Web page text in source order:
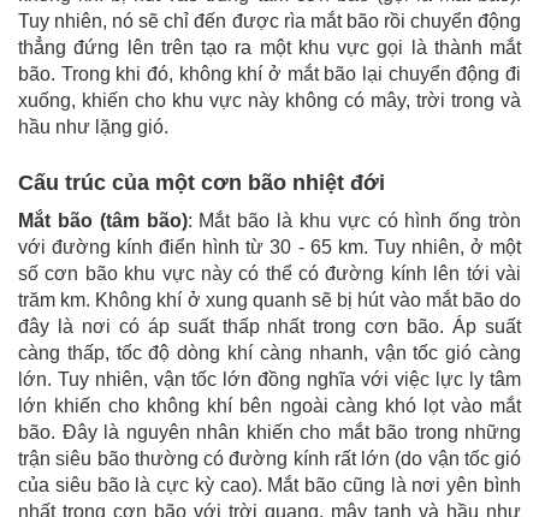
Tuy nhiên, nó sẽ chỉ đến được rìa mắt bão rồi chuyển động
thẳng đứng lên trên tạo ra một khu vực gọi là thành mắt
bão. Trong khi đó, không khí ở mắt bão lại chuyển động đi
xuống, khiến cho khu vực này không có mây, trời trong và
hầu như lặng gió.
Cấu trúc của một cơn bão nhiệt đới
Mắt bão (tâm bão): Mắt bão là khu vực có hình ống tròn
với đường kính điển hình từ 30 - 65 km. Tuy nhiên, ở một
số cơn bão khu vực này có thể có đường kính lên tới vài
trăm km. Không khí ở xung quanh sẽ bị hút vào mắt bão do
đây là nơi có áp suất thấp nhất trong cơn bão. Áp suất
càng thấp, tốc độ dòng khí càng nhanh, vận tốc gió càng
lớn. Tuy nhiên, vận tốc lớn đồng nghĩa với việc lực ly tâm
lớn khiến cho không khí bên ngoài càng khó lọt vào mắt
bão. Đây là nguyên nhân khiến cho mắt bão trong những
trận siêu bão thường có đường kính rất lớn (do vận tốc gió
của siêu bão là cực kỳ cao). Mắt bão cũng là nơi yên bình
nhất trong cơn bão với trời quang, mây tạnh và hầu như